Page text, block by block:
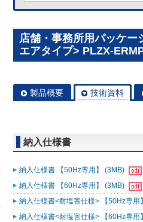
店舗・事務所用パッケ
エアタイプ> PLZX-
製品概要 技術資料
納入仕様書
納入仕様書 【50Hz専用】 (3MB)
納入仕様書 【60Hz専用】 (3MB)
納入仕様書<耐塩害仕様> 【50Hz専用
納入仕様書<耐塩害仕様> 【60Hz専用